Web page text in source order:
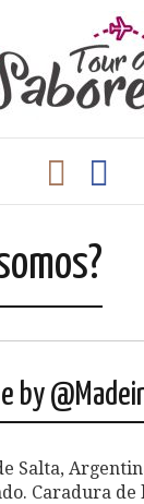
by
Salta,
Caradura de